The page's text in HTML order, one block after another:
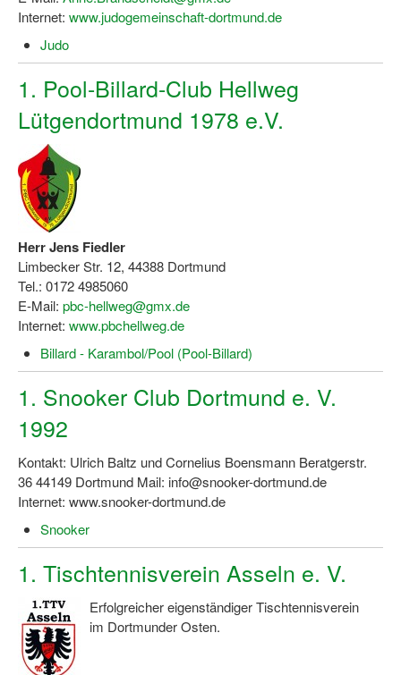
Internet: www.judogemeinschaft-dortmund.de
Judo
1. Pool-Billard-Club Hellweg
Lütgendortmund 1978 e.V.
Herr Jens Fiedler
Limbecker Str. 12, 44388 Dortmund
Tel.: 0172 4985060
E-Mail: pbc-hellweg@gmx.de
Internet: www.pbchellweg.de
Billard - Karambol/Pool (Pool-Billard)
1. Snooker Club Dortmund e. V.
1992
Kontakt: Ulrich Baltz und Cornelius Boensmann Beratgerstr.
36 44149 Dortmund Mail: info@snooker-dortmund.de
Internet: www.snooker-dortmund.de
Snooker
1. Tischtennisverein Asseln e. V.
Erfolgreicher eigenständiger Tischtennisverein
im Dortmunder Osten.